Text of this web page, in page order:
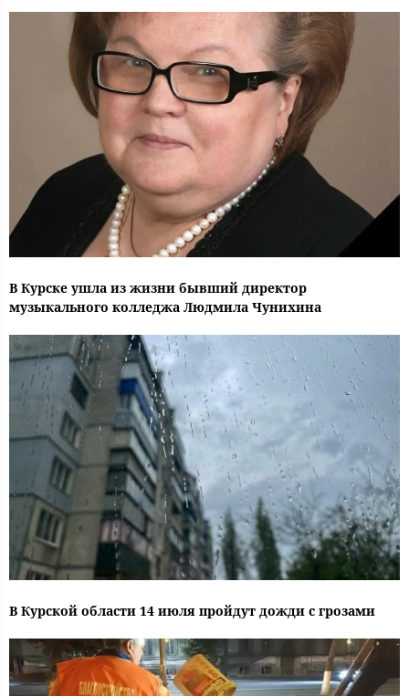
В Курске ушла из жизни бывший директор
музыкального колледжа Людмила Чунихина
В Курской области 14 июля пройдут дожди с грозами